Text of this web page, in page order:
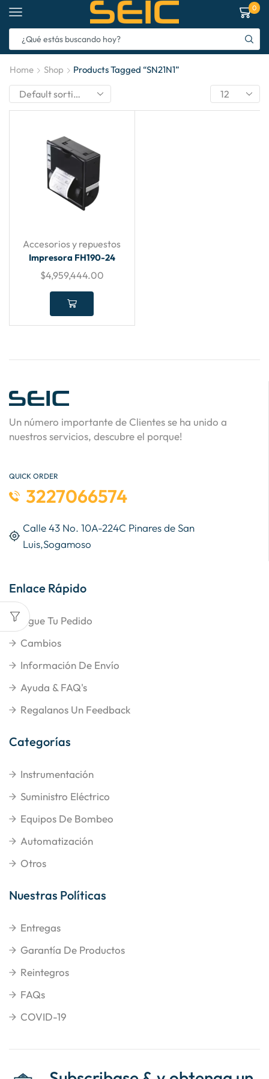
0
Home Shop Products Tagged “SN21N1”
Accesorios y repuestos
Impresora FH190-24
$4,959,444.00
Un número importante de Clientes se ha unido a
nuestros servicios, descubre el porque!
QUICK ORDER
3227066574
Calle 43 No. 10A-224C Pinares de San
Luis,Sogamoso
Enlace Rápido
Sigue Tu Pedido
Cambios
Información De Envío
Ayuda & FAQ's
Regalanos Un Feedback
Categorías
Instrumentación
Suministro Eléctrico
Equipos De Bombeo
Automatización
Otros
Nuestras Políticas
Entregas
Garantía De Productos
Reintegros
FAQs
COVID-19